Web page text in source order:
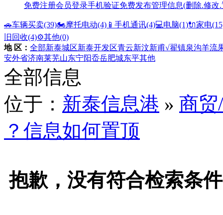
免费注册会员登录手机验证免费发布管理信息(删除.修改
🚗车辆买卖(39)🏍️摩托电动(4) 📱手机通讯(4)💻电脑(1)🔌家电
旧回收(4)⚙️其他(0)
地 区： 全部新泰城区新泰开发区青云新汶新甫√翟镇泉沟羊流
安外省济南莱芜山东宁阳岙岳肥城东平其他
全部信息
位于： 新泰信息港 » 商贸
？信息如何置顶
抱歉，没有符合检索条